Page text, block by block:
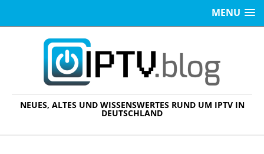
MENU
NEUES, ALTES UND WISSENSWERTES RUND UM IPTV IN
DEUTSCHLAND